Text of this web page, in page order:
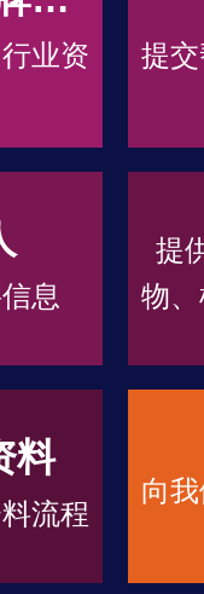
业资
提
息
提
物
料
流程
向